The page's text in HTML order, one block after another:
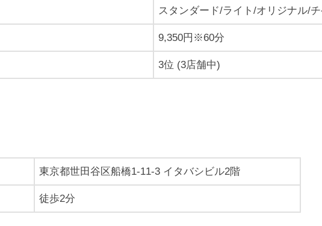
スタンダード/ライト/オリジナル/チ
9,350円※60分
3位 (3店舗中)
東京都世田谷区船橋1-11-3 イタバシビル2階
徒歩2分